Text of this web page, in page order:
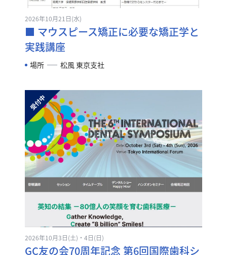
2026年10月21日(水)
■ マウスピース矯正に必要な矯正学と
実践講座
場所 松風 東京支社
2026年10月3日(土)・4日(日)
GC友の会70周年記念 第6回国際歯科シ